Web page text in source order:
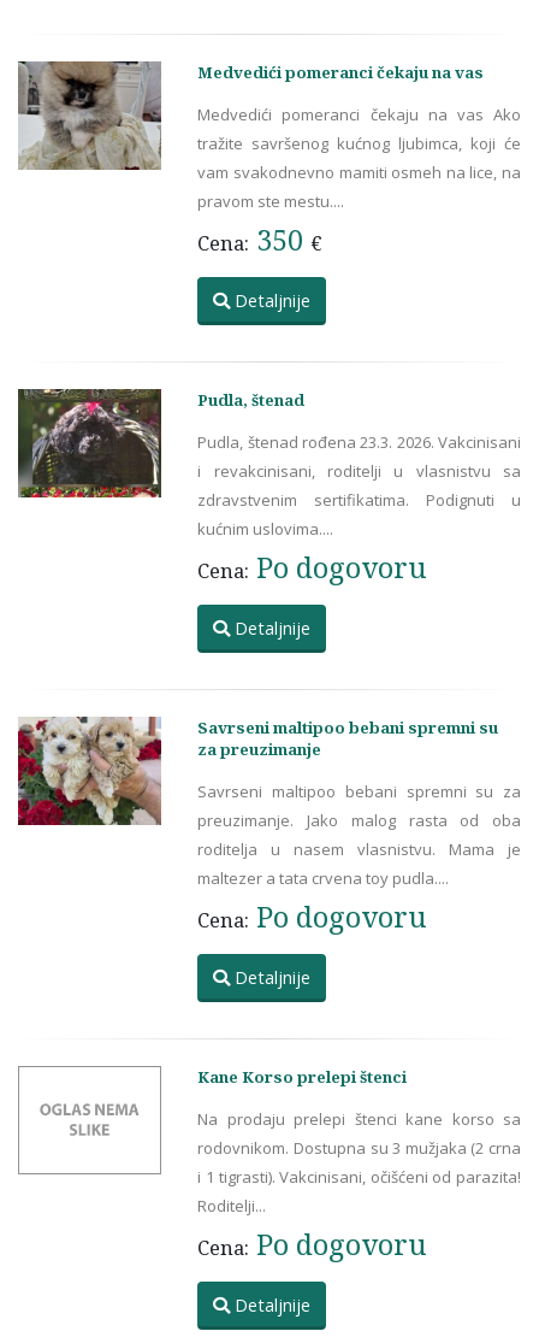
Medvedići pomeranci čekaju na vas
Medvedići pomeranci čekaju na vas Ako
tražite savršenog kućnog ljubimca, koji će
vam svakodnevno mamiti osmeh na lice, na
pravom ste mestu....
Cena: 350 €
Detaljnije
Pudla, štenad
Pudla, štenad rođena 23.3. 2026. Vakcinisani
i revakcinisani, roditelji u vlasnistvu sa
zdravstvenim sertifikatima. Podignuti u
kućnim uslovima....
Cena: Po dogovoru
Detaljnije
Savrseni maltipoo bebani spremni su
za preuzimanje
Savrseni maltipoo bebani spremni su za
preuzimanje. Jako malog rasta od oba
roditelja u nasem vlasnistvu. Mama je
maltezer a tata crvena toy pudla....
Cena: Po dogovoru
Detaljnije
Kane Korso prelepi štenci
Na prodaju prelepi štenci kane korso sa
rodovnikom. Dostupna su 3 mužjaka (2 crna
i 1 tigrasti). Vakcinisani, očišćeni od parazita!
Roditelji...
Cena: Po dogovoru
Detaljnije